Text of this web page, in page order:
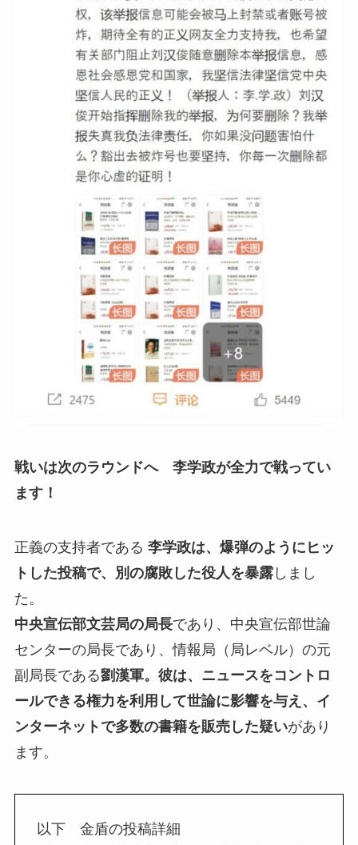
戦いは次のラウンドへ 李学政が全力で戦ってい
ます！
正義の支持者である 李学政は、爆弾のようにヒッ
トした投稿で、別の腐敗した役人を暴露しまし
た。
中央宣伝部文芸局の局長であり、中央宣伝部世論
センターの局長であり、情報局（局レベル）の元
副局長である劉漢軍。彼は、ニュースをコントロ
ールできる権力を利用して世論に影響を与え、イ
ンターネットで多数の書籍を販売した疑いがあり
ます。
以下 金盾の投稿詳細